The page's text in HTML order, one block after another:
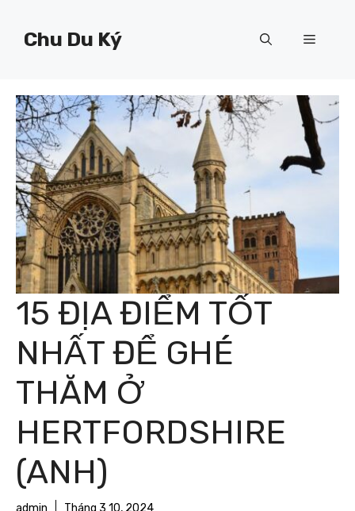
Chu Du Ký Menu
15 ĐỊA ĐIỂM TỐT
NHẤT ĐỂ GHÉ
THĂM Ở
HERTFORDSHIRE
(ANH)
admin Tháng 3 10, 2024